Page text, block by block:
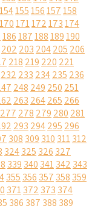
154155156157158
170171172173174
186187188189190
202 203 204205 206
218 219 220 221
232 233 234235 236
248 249 250 251
263 264265 266
277 278 279 280 281
293 294295 296
308 309 310 311312
324325 326 327
339 340 341342 343
355 356 357 358 359
371372 373 374
386 387 388 389